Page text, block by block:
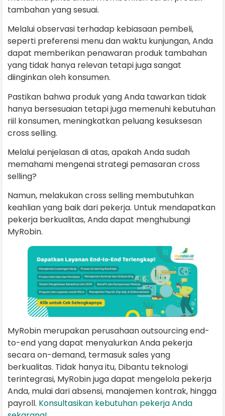
tambahan yang sesuai.
Melalui observasi terhadap kebiasaan pembeli,
seperti preferensi menu dan waktu kunjungan, Anda
dapat memberikan penawaran produk tambahan
yang tidak hanya relevan tetapi juga sangat
diinginkan oleh konsumen.
Pastikan bahwa produk yang Anda tawarkan tidak
hanya bersesuaian tetapi juga memenuhi kebutuhan
riil konsumen, meningkatkan peluang kesuksesan
cross selling.
Melalui penjelasan di atas, apakah Anda sudah
memahami mengenai strategi pemasaran cross
selling?
Namun, melakukan cross selling membutuhkan
keahlian yang baik dari pekerja. Untuk mendapatkan
pekerja berkualitas, Anda dapat menghubungi
MyRobin.
MyRobin merupakan perusahaan outsourcing end-
to-end yang dapat menyalurkan Anda pekerja
secara on-demand, termasuk sales yang
berkualitas. Tidak hanya itu, Dibantu teknologi
terintegrasi, MyRobin juga dapat mengelola pekerja
Anda, mulai dari absensi, manajemen kontrak, hingga
payroll. Konsultasikan kebutuhan pekerja Anda